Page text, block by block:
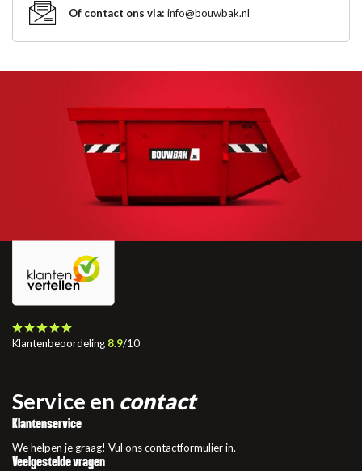
Of contact ons via: info@bouwbak.nl
Klantenbeoordeling 8.9/10
Service en contact
Klantenservice
We helpen je graag! Vul ons contactformulier in.
Veelgestelde vragen